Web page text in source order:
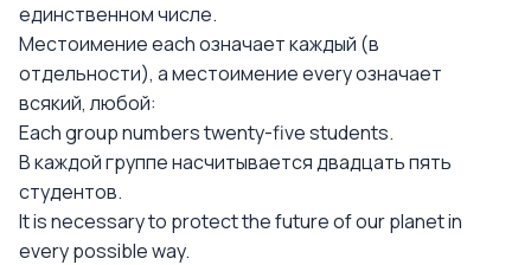
единственном числе.
Местоимение each означает каждый (в
отдельности), а местоимение every означает
всякий, любой:
Each group numbers twenty-five students.
В каждой группе насчитывается двадцать пять
студентов.
It is necessary to protect the future of our planet in
every possible way.